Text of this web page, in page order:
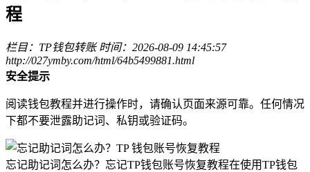
程
栏目：TP钱包转账 时间：2026-08-09 14:45:57
http://027ymby.com/html/64b5499881.html
安全提示
阅读钱包教程并进行操作时，请确认页面来源可靠。任何情况
下都不要泄露助记词、私钥或验证码。
忘记助记词怎么办？忘记TP钱包账号恢复教程在使用TP钱包